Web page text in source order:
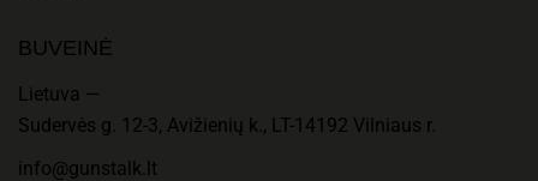
BUVEINĖ
Lietuva —
Sudervės g. 12-3, Avižienių k., LT-14192 Vilniaus r.
info@gunstalk.lt